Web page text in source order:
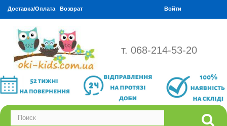
Доставка/Оплата Возврат Войти
т. 068-214-53-20